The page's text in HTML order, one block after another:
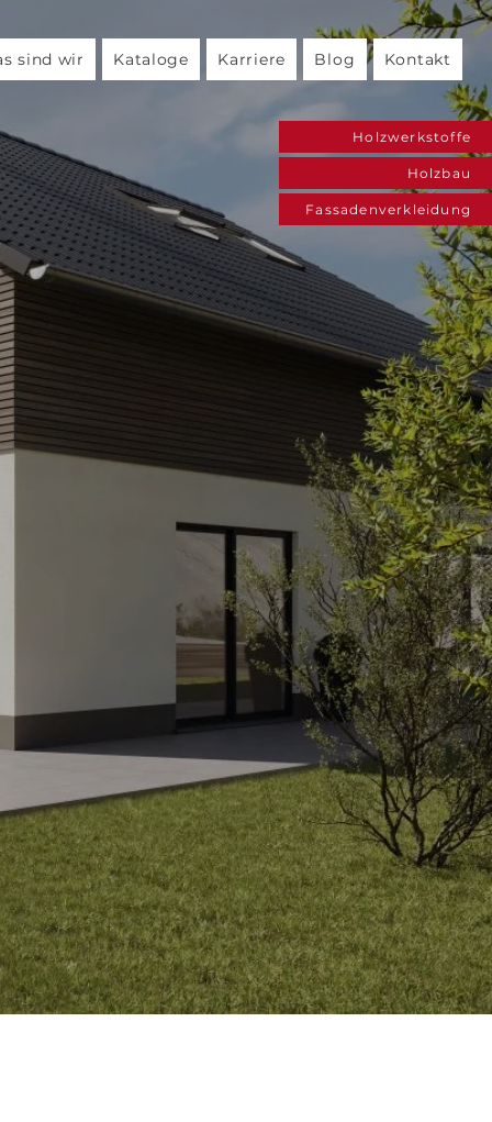
sind wir Kataloge Karriere Blog Kontakt
Holzwerkstoffe
Holzbau
Fassadenverkleidung